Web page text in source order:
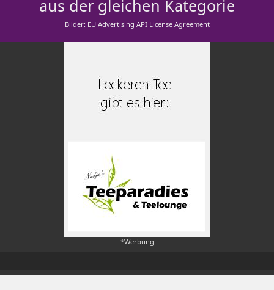
aus der gleichen Kategorie
Bilder: EU Advertising API License Agreement
*Werbung